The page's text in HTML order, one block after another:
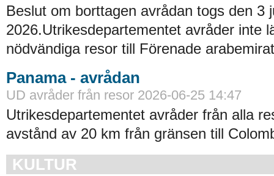
Beslut om borttagen avrådan togs den 3
2026.Utrikesdepartementet avråder inte
nödvändiga resor till Förenade
Panama - avrådan
UD avråder från resor 2026-06-25 14:47
Utrikesdepartementet avråder från alla
avstånd av 20 km från gränsen till
KULTUR